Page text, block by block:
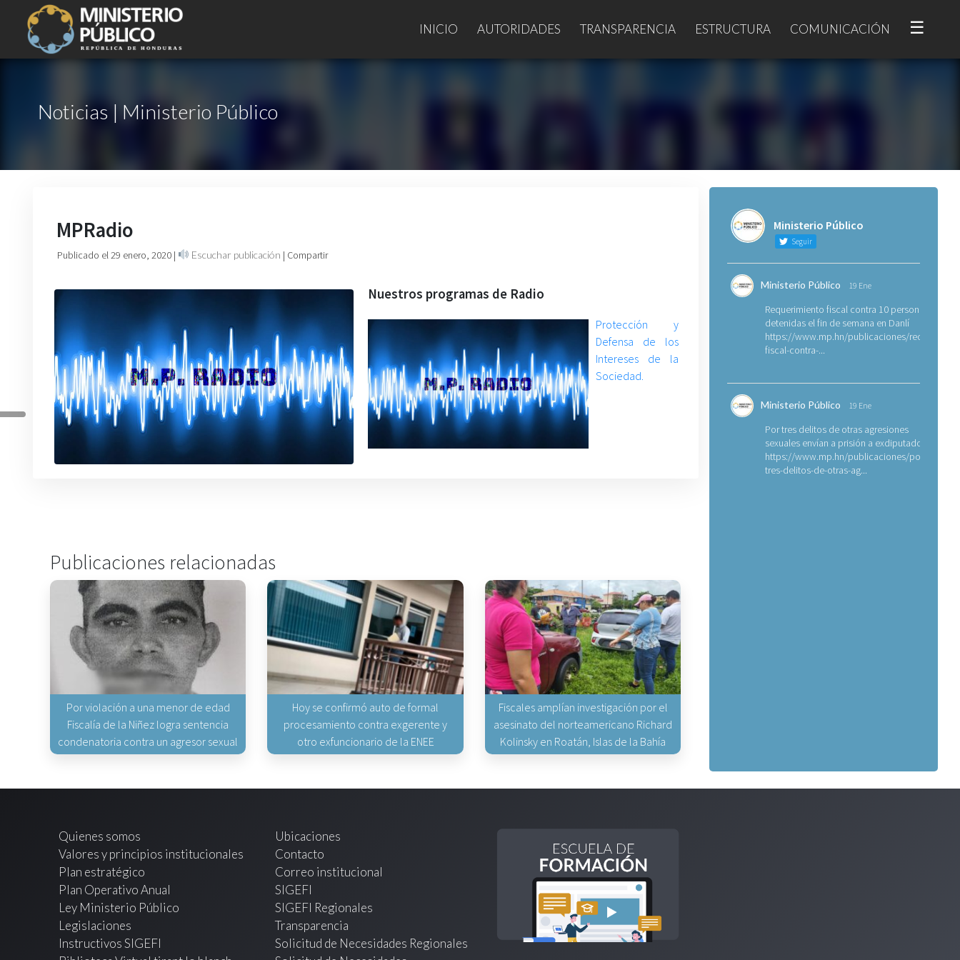
INICIO AUTORIDADES TRANSPARENCIA ESTRUCTURA COMUNICACIÓN ☰
Noticias | Ministerio Público
MPRadio
Publicado el 29 enero, 2020 | Escuchar publicación | Compartir
Nuestros programas de Radio
Protección y
Defensa de los
Intereses de la
Sociedad.
Publicaciones relacionadas
Por violación a una menor de edad
Fiscalía de la Niñez logra sentencia
condenatoria contra un agresor sexual
Hoy se confirmó auto de formal
procesamiento contra exgerente y
otro exfuncionario de la ENEE
Fiscales amplían investigación por el
asesinato del norteamericano Richard
Kolinsky en Roatán, Islas de la Bahía
Ministerio Público
Seguir
Ministerio Público 19 Ene
Requerimiento fiscal contra 10 personas
detenidas el fin de semana en Danlí
https://www.mp.hn/publicaciones/
fiscal-contra-...
Ministerio Público 19 Ene
Por tres delitos de otras agresiones
sexuales envían a prisión a exdiputado
https://www.mp.hn/publicaciones/por-
tres-delitos-de-otras-ag...
Quienes somos
Valores y principios institucionales
Plan estratégico
Plan Operativo Anual
Ley Ministerio Público
Legislaciones
Instructivos SIGEFI
Ubicaciones
Contacto
Correo institucional
SIGEFI
SIGEFI Regionales
Transparencia
Solicitud de Necesidades Regionales